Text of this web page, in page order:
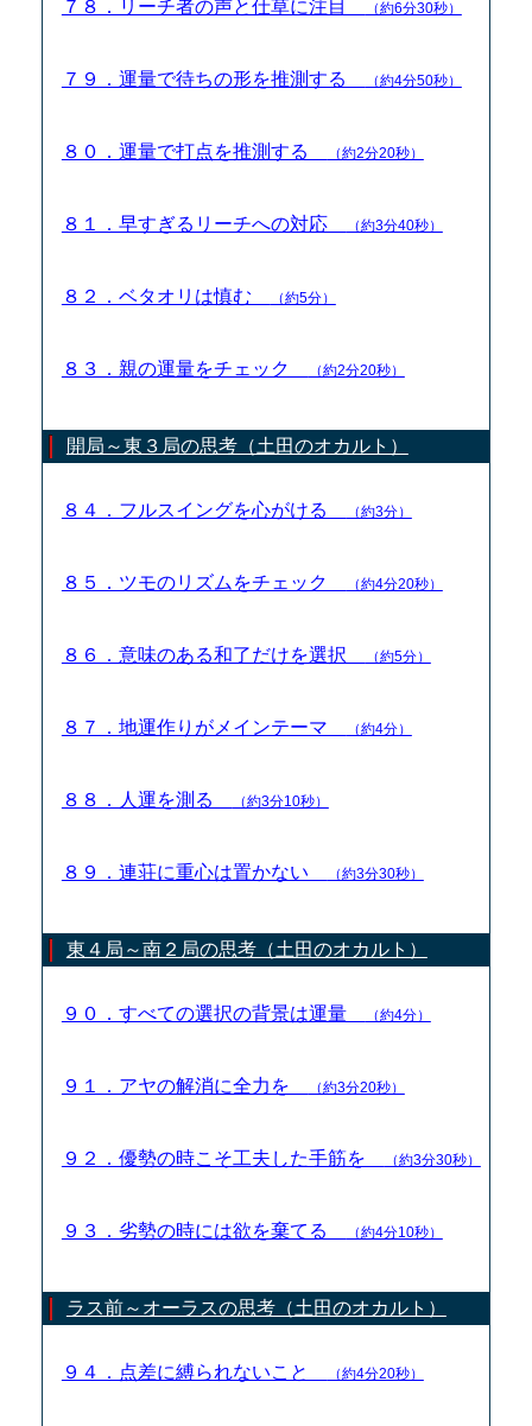
７８．リーチ者の声と仕草に注目 （約6分30秒）
７９．運量で待ちの形を推測する （約4分50秒）
８０．運量で打点を推測する （約2分20秒）
８１．早すぎるリーチへの対応 （約3分40秒）
８２．ベタオリは慎む （約5分）
８３．親の運量をチェック （約2分20秒）
開局～東３局の思考（土田のオカルト）
８４．フルスイングを心がける （約3分）
８５．ツモのリズムをチェック （約4分20秒）
８６．意味のある和了だけを選択 （約5分）
８７．地運作りがメインテーマ （約4分）
８８．人運を測る （約3分10秒）
８９．連荘に重心は置かない （約3分30秒）
東４局～南２局の思考（土田のオカルト）
９０．すべての選択の背景は運量 （約4分）
９１．アヤの解消に全力を （約3分20秒）
９２．優勢の時こそ工夫した手筋を （約3分30秒）
９３．劣勢の時には欲を棄てる （約4分10秒）
ラス前～オーラスの思考（土田のオカルト）
９４．点差に縛られないこと （約4分20秒）